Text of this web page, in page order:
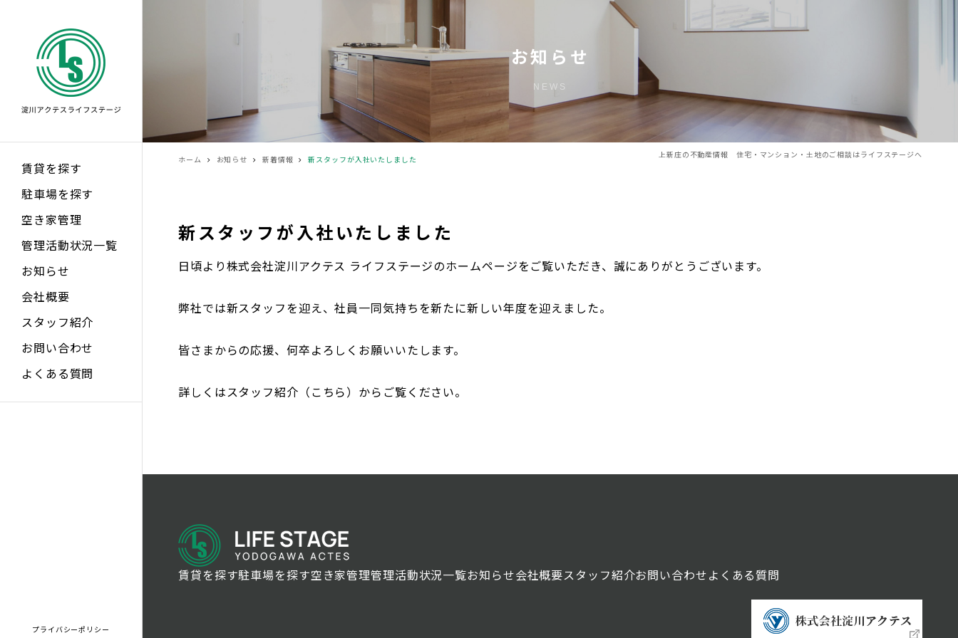
賃貸を探す
駐車場を探す
空き家管理
管理活動状況一覧
お知らせ
会社概要
スタッフ紹介
お問い合わせ
よくある質問
プライバシーポリシー
お知らせ
NEWS
ホーム お知らせ 新着情報 新スタッフが入社いたしました
上新庄の不動産情報 住宅・マンション・土地のご相談はライフステージへ
新スタッフが入社いたしました
日頃より株式会社淀川アクテス ライフステージのホームページをご覧いただき、誠にありがとうございます。
弊社では新スタッフを迎え、社員一同気持ちを新たに新しい年度を迎えました。
皆さまからの応援、何卒よろしくお願いいたします。
詳しくは スタッフ紹介（こちら） からご覧ください。
賃貸を探す駐車場を探す空き家管理管理活動状況一覧お知らせ会社概要スタッフ紹介お問い合わせ よくある質問